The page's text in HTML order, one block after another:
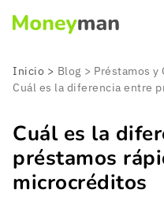
Inicio > Blog > Préstamos y
Cuál es la
préstamos
microcréditos